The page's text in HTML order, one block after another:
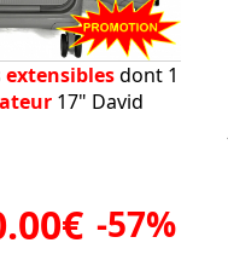
extensiblesdont 1
17" David
-57%